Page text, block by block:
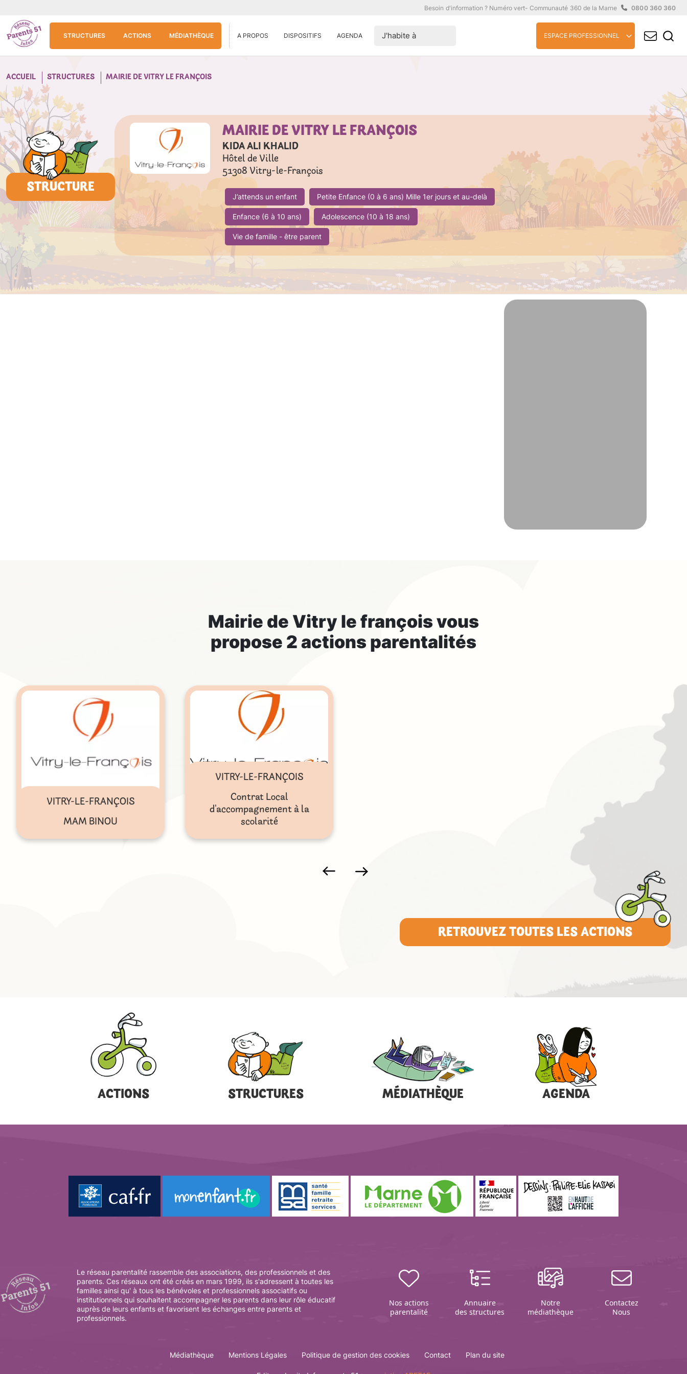
Besoin d'information ? Numéro vert- Communauté 360 de la Marne 0800 360 360
STRUCTURES ACTIONS MÉDIATHÈQUE A PROPOS DISPOSITIFS AGENDA ESPACE PROFESSIONNEL
J'habite à
ACCUEIL STRUCTURES MAIRIE DE VITRY LE FRANÇOIS
STRUCTURE
MAIRIE DE VITRY LE FRANÇOIS
KIDA ALI KHALID
Hôtel de Ville
51308Vitry-le-François
J’attends un enfant Petite Enfance (0 à 6 ans) Mille 1er jours et au-delà
Enfance (6 à 10 ans) Adolescence (10 à 18 ans)
Vie de famille - être parent
Mairie de Vitry le françoisvous
propose 2 actions parentalités
VITRY-LE-FRANÇOIS
MAM BINOU
VITRY-LE-FRANÇOIS
Contrat Local
d'accompagnement à la
scolarité
RETROUVEZ TOUTES LES ACTIONS
ACTIONS STRUCTURES MÉDIATHÈQUE AGENDA
Le réseau parentalité rassemble des associations, des professionnels et des
parents. Ces réseaux ont été créés en mars 1999, ils s'adressent à toutes les
familles ainsi qu' à tous les bénévoles et professionnels associatifs ou
institutionnels qui souhaitent accompagner les parents dans leur rôle éducatif
auprès de leurs enfants et favorisent les échanges entre parents et
professionnels.
Nos actions
parentalité
Annuaire
des structures
Notre
médiathèque
Contactez
Nous
Médiathèque Mentions Légales Politique de gestion des cookies Contact Plan du site